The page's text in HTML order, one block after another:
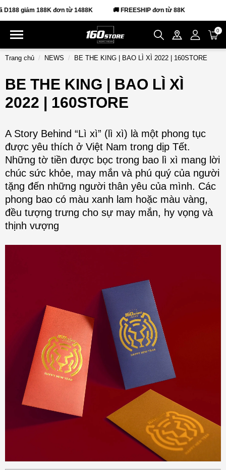
giảm 188K đơn từ 1488K 🚚 FREESHIP đơn từ 88K
0
Trang chủ NEWS BE THE KING | BAO LÌ XÌ 2022 | 160STORE
BE THE KING | BAO LÌ XÌ
2022 | 160STORE
A Story Behind “Lì xì” (lì xì) là một phong tục
được yêu thích ở Việt Nam trong dịp Tết.
Những tờ tiền được bọc trong bao lì xì mang lời
chúc sức khỏe, may mắn và phú quý của người
tặng đến những người thân yêu của mình. Các
phong bao có màu xanh lam hoặc màu vàng,
đều tượng trưng cho sự may mắn, hy vọng và
thịnh vượng